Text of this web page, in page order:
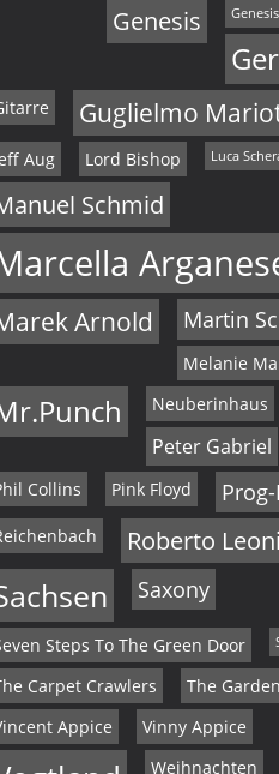
Genesis
Guglielmo
Aug Lord Bishop Luca
Schmid
Arnold Martin
Melanie
Neuberinhaus
Peter Gabriel
Collins Pink Floyd
Roberto Leoni
Saxony
Steps To The Green Door
Carpet Crawlers
The
Appice
Vinny Appice
Weihnachten